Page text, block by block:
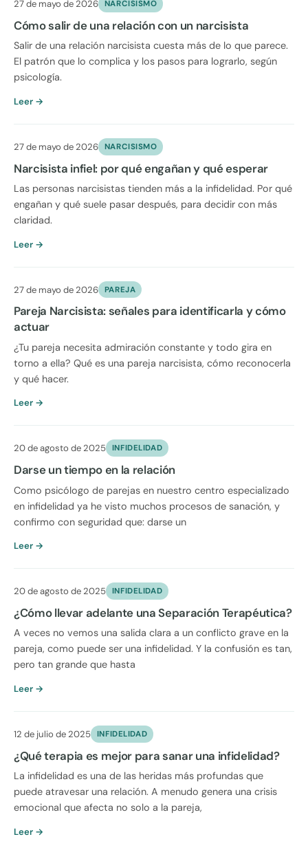
27 de mayo de 2026 NARCISISMO
Cómo salir de una relación con un narcisista
Salir de una relación narcisista cuesta más de lo que parece.
El patrón que lo complica y los pasos para lograrlo, según
psicología.
Leer →
27 de mayo de 2026 NARCISISMO
Narcisista infiel: por qué engañan y qué esperar
Las personas narcisistas tienden más a la infidelidad. Por qué
engañan y qué suele pasar después, para decidir con más
claridad.
Leer →
27 de mayo de 2026 PAREJA
Pareja Narcisista: señales para identificarla y cómo
actuar
¿Tu pareja necesita admiración constante y todo gira en
torno a ella? Qué es una pareja narcisista, cómo reconocerla
y qué hacer.
Leer →
20 de agosto de 2025 INFIDELIDAD
Darse un tiempo en la relación
Como psicólogo de parejas en nuestro centro especializado
en infidelidad ya he visto muchos procesos de sanación, y
confirmo con seguridad que: darse un
Leer →
20 de agosto de 2025 INFIDELIDAD
¿Cómo llevar adelante una Separación Terapéutica?
A veces no vemos una salida clara a un conflicto grave en la
pareja, como puede ser una infidelidad. Y la confusión es tan,
pero tan grande que hasta
Leer →
12 de julio de 2025 INFIDELIDAD
¿Qué terapia es mejor para sanar una infidelidad?
La infidelidad es una de las heridas más profundas que
puede atravesar una relación. A menudo genera una crisis
emocional que afecta no solo a la pareja,
Leer →